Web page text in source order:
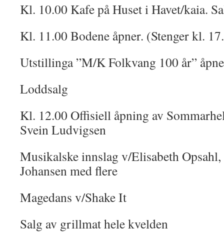
Kl. 10.00 Kafe på Huset i Havet/kaia.
Kl. 11.00 Bodene åpner. (Stenger kl.
Utstillinga ”M/K Folkvang 100 år”
Loddsalg
Kl. 12.00 Offisiell åpning av
Svein Ludvigsen
Musikalske innslag v/Elisabeth
Johansen med flere
Magedans v/Shake It
Salg av grillmat hele kvelden